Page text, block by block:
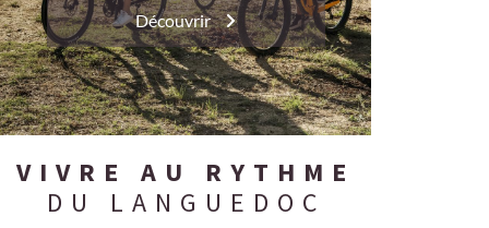
Découvrir
VIVRE AU RYTHME
DU LANGUEDOC